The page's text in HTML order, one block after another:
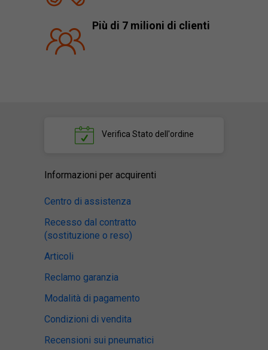
Più di 7 milioni di clienti
Verifica Stato dell'ordine
Informazioni per acquirenti
Centro di assistenza
Recesso dal contratto
(sostituzione o reso)
Articoli
Reclamo garanzia
Modalità di pagamento
Condizioni di vendita
Recensioni sui pneumatici